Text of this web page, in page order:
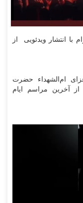
با انتشار ویدئویی از
ام‌الشهداء حضرت
از آخرین مراسم ایام